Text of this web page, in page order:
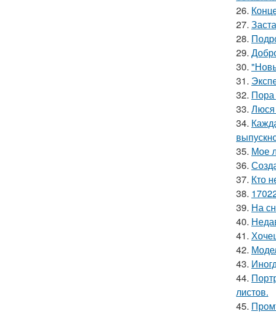
26.
27.
28.
29.
30.
31.
32. Пора
33. Люся
34.
35. Мое
36.
37. Кто
38.
39. На
40.
41.
42.
43.
44.
листов.
45.